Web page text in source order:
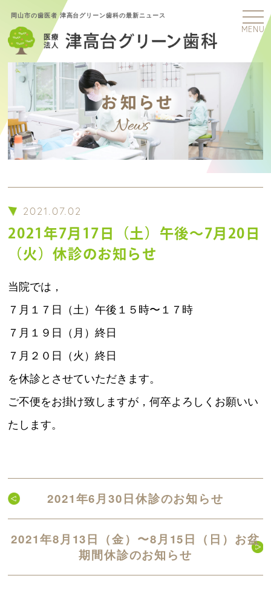
岡山市の歯医者 津高台グリーン歯科の最新ニュース
MENU
2021.07.02
2021年7月17日（土）午後〜7月20日
（火）休診のお知らせ
当院では，
７月１７日（土）午後１５時〜１７時
７月１９日（月）終日
７月２０日（火）終日
を休診とさせていただきます。
ご不便をお掛け致しますが，何卒よろしくお願いい
たします。
2021年6月30日休診のお知らせ
2021年8月13日（金）〜8月15日（日）お盆
期間休診のお知らせ